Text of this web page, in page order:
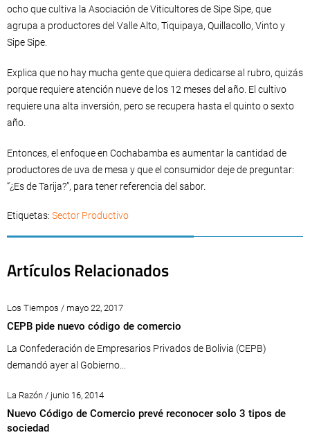
ocho que cultiva la Asociación de Viticultores de Sipe Sipe, que
agrupa a productores del Valle Alto, Tiquipaya, Quillacollo, Vinto y
Sipe Sipe.
Explica que no hay mucha gente que quiera dedicarse al rubro, quizás
porque requiere atención nueve de los 12 meses del año. El cultivo
requiere una alta inversión, pero se recupera hasta el quinto o sexto
año.
Entonces, el enfoque en Cochabamba es aumentar la cantidad de
productores de uva de mesa y que el consumidor deje de preguntar:
“¿Es de Tarija?”, para tener referencia del sabor.
Etiquetas: Sector Productivo
Artículos Relacionados
Los Tiempos / mayo 22, 2017
CEPB pide nuevo código de comercio
La Confederación de Empresarios Privados de Bolivia (CEPB)
demandó ayer al Gobierno...
La Razón / junio 16, 2014
Nuevo Código de Comercio prevé reconocer solo 3 tipos de
sociedad